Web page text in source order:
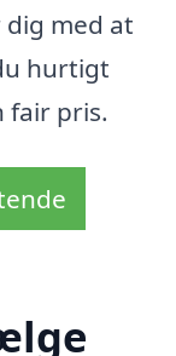
med at
hurtigt
fair pris.